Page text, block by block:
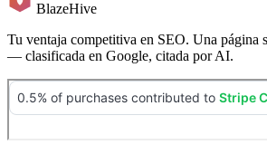
BlazeHive
Tu ventaja competitiva en SEO. Una página
— clasificada en Google, citada por AI.